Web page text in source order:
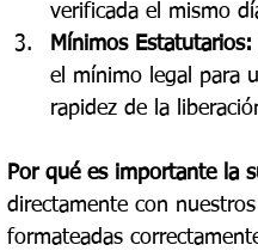
verificada el mismo
Mínimos Estatutarios:
el mínimo legal para
rapidez de la
Por qué es importante la
directamente con
formateadas